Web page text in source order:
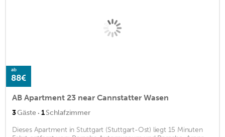
ab
88€
AB Apartment 23 near Cannstatter Wasen
3Gäste · 1Schlafzimmer
Dieses Apartment in Stuttgart (Stuttgart-Ost) liegt 15 Minuten